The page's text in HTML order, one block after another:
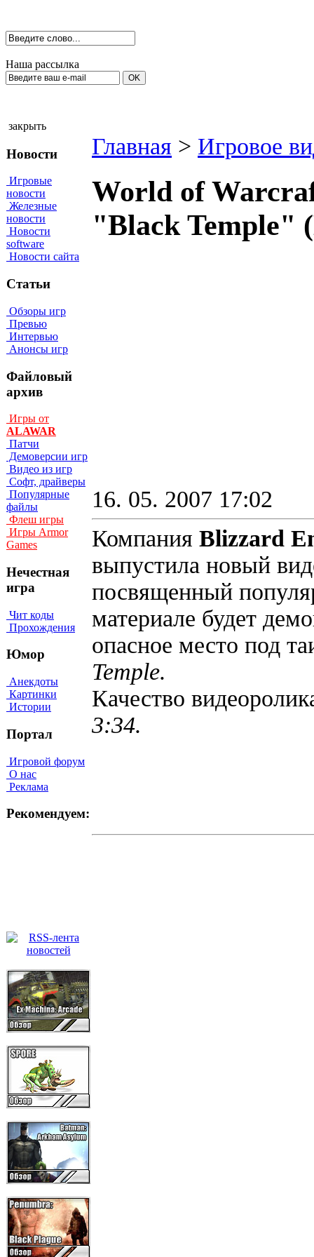
Наша рассылка
закрыть
Новости
Игровые
новости
Железные
новости
Новости
software
Новости сайта
Статьи
Обзоры игр
Превью
Интервью
Анонсы игр
Файловый
архив
Игры от
ALAWAR
Патчи
Демоверсии игр
Видео из игр
Софт, драйверы
Популярные
файлы
Флеш игры
Игры Armor
Games
Нечестная
игра
Чит коды
Прохождения
Юмор
Анекдоты
Картинки
Истории
Портал
Игровой форум
О нас
Реклама
Рекомендуем:
Главная > Игровое
World of
"Black Temple"
16. 05. 2007 17:02
Компания Blizzard
выпустила новый
посвященный
материале будет
опасное место под
Temple.
Качество
3:34.